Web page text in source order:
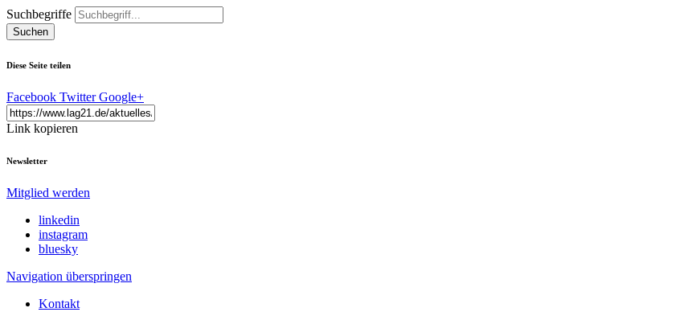
Suchbegriffe
Suchen
Diese Seite teilen
Facebook Twitter Google+
Link kopieren
Newsletter
Mitglied werden
linkedin
instagram
bluesky
Navigation überspringen
Kontakt